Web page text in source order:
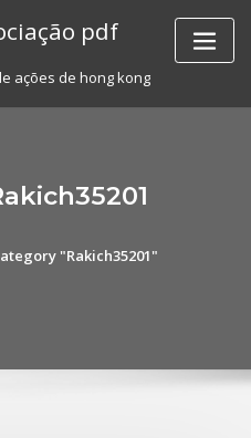
pdf
ações de hong kong
"Rakich35201"